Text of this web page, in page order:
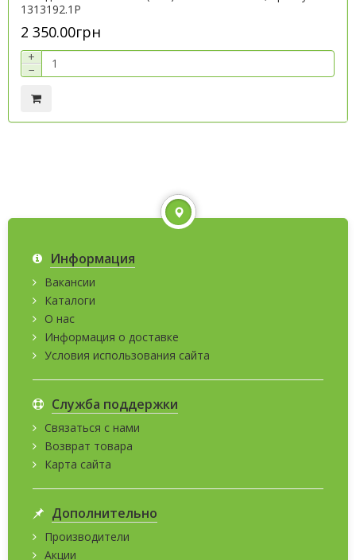
1313192.1P
2 350.00грн
+
−
Информация
Вакансии
Каталоги
О нас
Информация о доставке
Условия использования сайта
Служба поддержки
Связаться с нами
Возврат товара
Карта сайта
Дополнительно
Производители
Акции